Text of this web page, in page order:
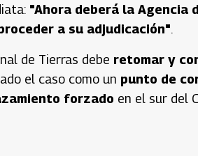
"Ahora deberá la Agencia
a su adjudicación".
de Tierras debe retomar y
el caso como un punto de
forzado en el sur del